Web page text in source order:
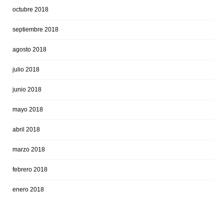
octubre 2018
septiembre 2018
agosto 2018
julio 2018
junio 2018
mayo 2018
abril 2018
marzo 2018
febrero 2018
enero 2018